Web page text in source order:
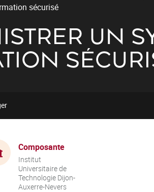
sécurisé
UN
Composante
Institut
Universitaire de
Technologie Dijon-
Auxerre-Nevers